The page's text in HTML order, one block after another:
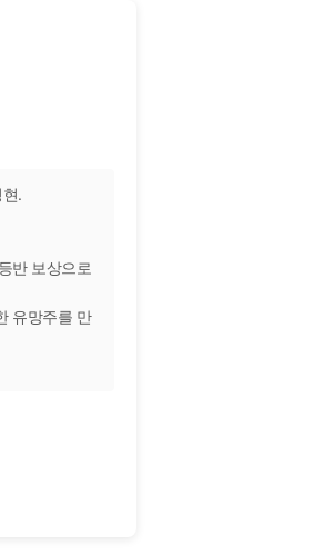
.
반 보상으로
유망주를 만